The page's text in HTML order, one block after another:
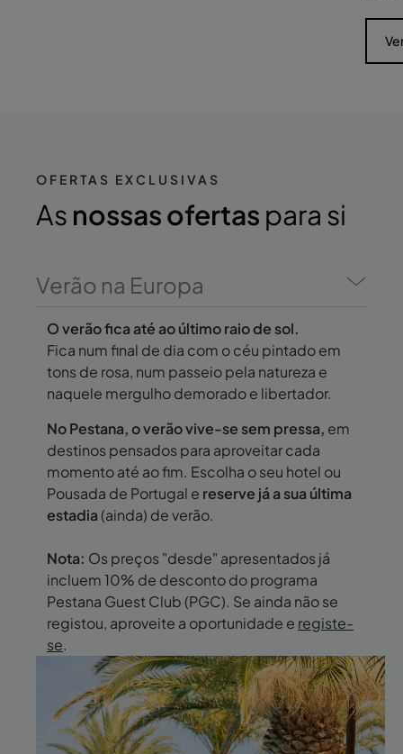
OFERTAS EXCLUSIVAS
As nossas ofertas para si
Verão na Europa
O verão fica até ao último raio de sol.
Fica num final de dia com o céu pintado em
tons de rosa, num passeio pela natureza e
naquele mergulho demorado e libertador.
No Pestana, o verão vive-se sem pressa, em
destinos pensados para aproveitar cada
momento até ao fim. Escolha o seu hotel ou
Pousada de Portugal e reserve já a sua última
estadia (ainda) de verão.
Nota: Os preços "desde" apresentados já
incluem 10% de desconto do programa
Pestana Guest Club (PGC). Se ainda não se
registou, aproveite a oportunidade e registe-
se.